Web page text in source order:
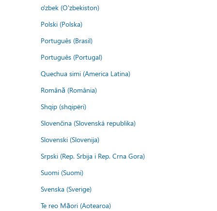
o'zbek (O'zbekiston)
Polski (Polska)
Português (Brasil)
Português (Portugal)
Quechua simi (America Latina)
Română (România)
Shqip (shqipëri)
Slovenčina (Slovenská republika)
Slovenski (Slovenija)
Srpski (Rep. Srbija i Rep. Crna Gora)
Suomi (Suomi)
Svenska (Sverige)
Te reo Māori (Aotearoa)